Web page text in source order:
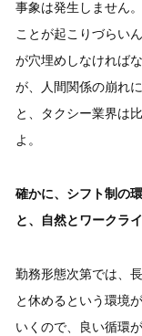
事象は発生しません
ことが起こりづらい
が穴埋めしなければ
が、人間関係の崩れ
と、タクシー業界は
よ。
確かに、シフト制の
と、自然とワークラ
勤務形態次第では、
と休めるという環境
いくので、良い循環